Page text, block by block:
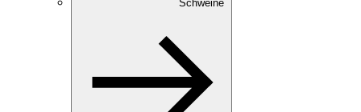
Schweine